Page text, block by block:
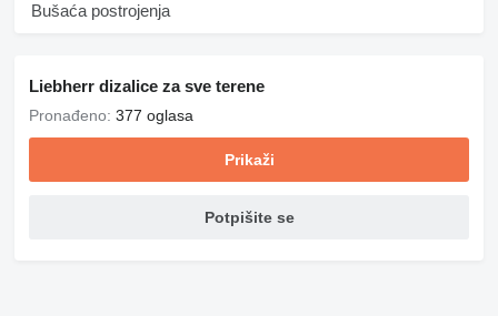
Bušaća postrojenja
Liebherr dizalice za sve terene
Pronađeno: 377 oglasa
Prikaži
Potpišite se